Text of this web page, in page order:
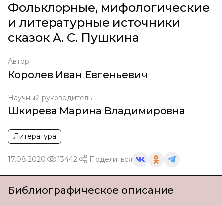
Фольклорные, мифологические
и литературные источники
сказок А. С. Пушкина
Автор
Королев Иван Евгеньевич
Научный руководитель
Шкирева Марина Владимировна
Литература
17.08.2020 13442 Поделиться
Библиографическое описание